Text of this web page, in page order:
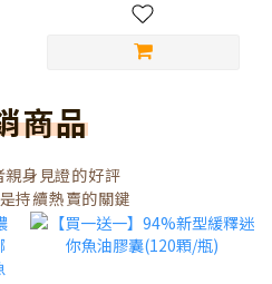
商品
親身見證的好評
持續熱賣的關鍵